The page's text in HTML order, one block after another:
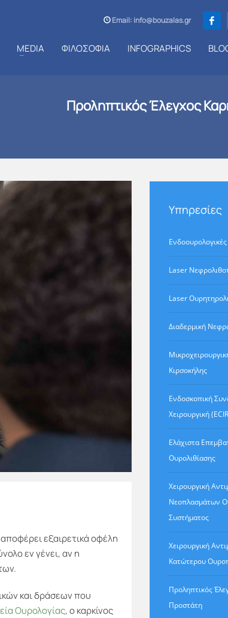
Email: info@bouzalas.gr
MEDIA ΦΙΛΟΣΟΦΙΑ INFOGRAPHICS
Προληπτικός Έλεγχος
εξαιρετικά οφέλη
εν γένει, αν η
και δράσεων που
Ουρολογίας, ο καρκίνος
Υπηρεσίες
Laser
Laser
Διαδερμική
Κιρσοκήλης
Ενδοσκοπική
Χειρουργική
Ελάχιστα
Ουρολιθίασης
Χειρουργική
Νεοπλασμάτων
Συστήματος
Χειρουργική
Κατώτερου
Προληπτικός
Προστάτη